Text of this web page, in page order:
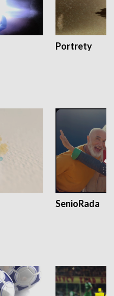
Portrety
SenioRada